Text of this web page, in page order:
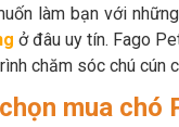
làm bạn với
ở đâu uy tín. Fago
chăm sóc chú cún
mua chó